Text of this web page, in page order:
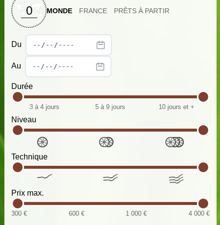
0 MONDE FRANCE PRÊTS À PARTIR
Du
Au
Durée
3 à 4 jours 5 à 9 jours 10 jours et +
Niveau
Technique
Prix max.
300 € 600 € 1 000 € 4 000 €